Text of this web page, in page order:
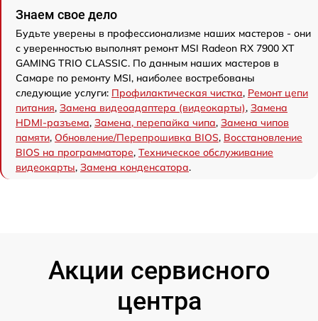
Знаем свое дело
Будьте уверены в профессионализме наших мастеров - они
с уверенностью выполнят ремонт MSI Radeon RX 7900 XT
GAMING TRIO CLASSIC. По данным наших мастеров в
Самаре по ремонту MSI, наиболее востребованы
следующие услуги: Профилактическая чистка, Ремонт цепи
питания, Замена видеоадаптера (видеокарты), Замена
HDMI-разъема, Замена, перепайка чипа, Замена чипов
памяти, Обновление/Перепрошивка BIOS, Восстановление
BIOS на программаторе, Техническое обслуживание
видеокарты, Замена конденсатора.
Акции сервисного
центра